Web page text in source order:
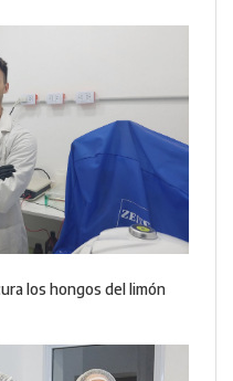
los hongos del limón